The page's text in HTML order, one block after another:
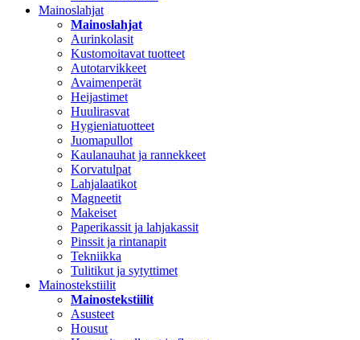
Mainoslahjat
Mainoslahjat
Aurinkolasit
Kustomoitavat tuotteet
Autotarvikkeet
Avaimenperät
Heijastimet
Huulirasvat
Hygieniatuotteet
Juomapullot
Kaulanauhat ja rannekkeet
Korvatulpat
Lahjalaatikot
Magneetit
Makeiset
Paperikassit ja lahjakassit
Pinssit ja rintanapit
Tekniikka
Tulitikut ja sytyttimet
Mainostekstiilit
Mainostekstiilit
Asusteet
Housut